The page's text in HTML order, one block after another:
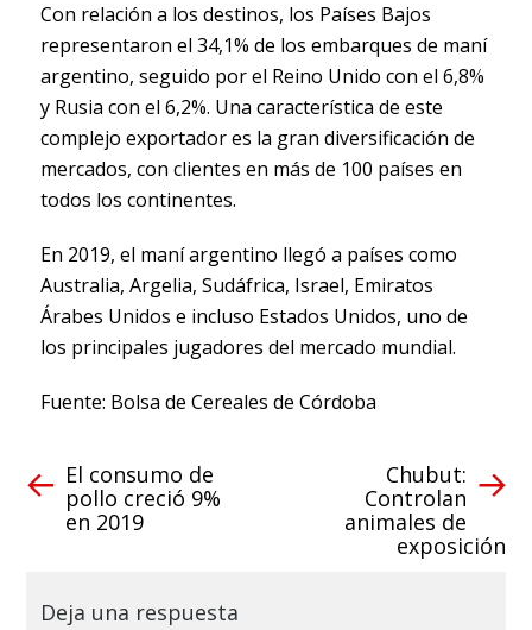
Con relación a los destinos, los Países Bajos
representaron el 34,1% de los embarques de maní
argentino, seguido por el Reino Unido con el 6,8%
y Rusia con el 6,2%. Una característica de este
complejo exportador es la gran diversificación de
mercados, con clientes en más de 100 países en
todos los continentes.
En 2019, el maní argentino llegó a países como
Australia, Argelia, Sudáfrica, Israel, Emiratos
Árabes Unidos e incluso Estados Unidos, uno de
los principales jugadores del mercado mundial.
Fuente: Bolsa de Cereales de Córdoba
El consumo de
pollo creció 9%
en 2019
Chubut:
Controlan
animales de
exposición
Deja una respuesta